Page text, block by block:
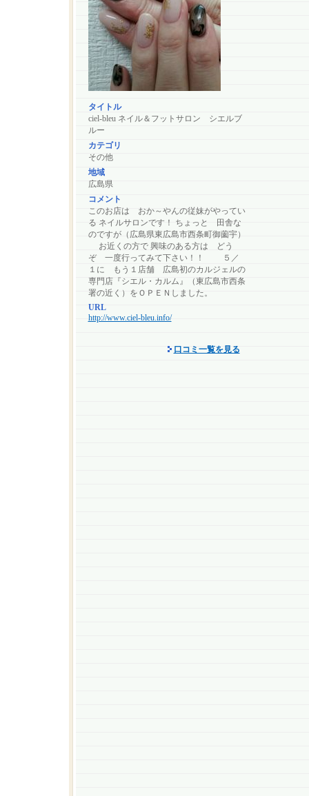
タイトル
ciel-bleu ネイル＆フットサロン シエルブ
ルー
カテゴリ
その他
地域
広島県
コメント
このお店は おか～やんの従妹がやってい
る ネイルサロンです！ ちょっと 田舎な
のですが（広島県東広島市西条町御薗宇）
お近くの方で 興味のある方は どう
ぞ 一度行ってみて下さい！！ ５／
１に もう１店舗 広島初のカルジェルの
専門店『シエル・カルム』（東広島市西条
署の近く）をＯＰＥＮしました。
URL
http://www.ciel-bleu.info/
口コミ一覧を見る